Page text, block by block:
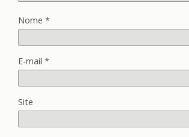
Nome *
E-mail *
Site